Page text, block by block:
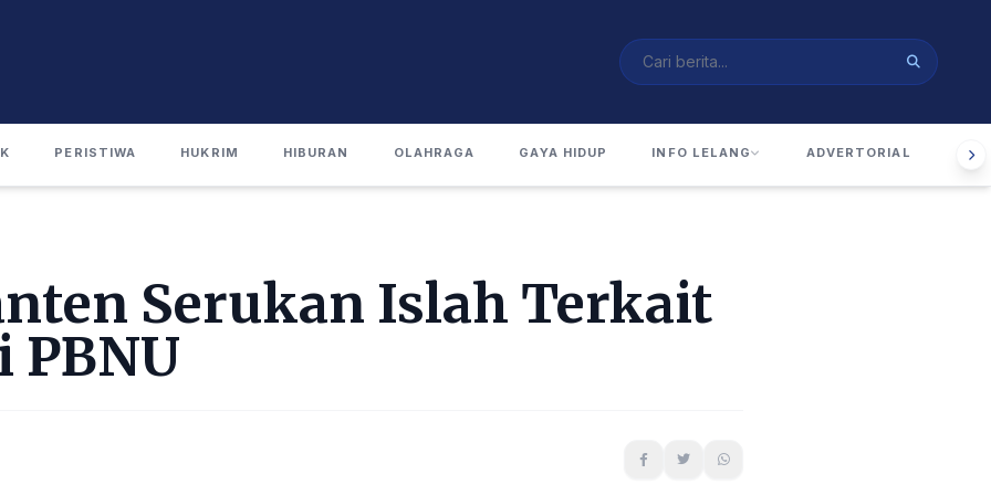
PERISTIWA HUKRIM HIBURAN OLAHRAGA GAYA HIDUP INFO LELANG ADVERTORIAL
Serukan Islah Terkait